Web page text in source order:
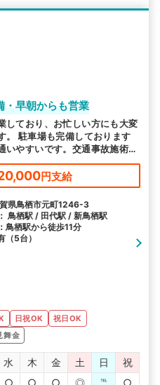
・早朝からも営業
しており、お忙しい方にも大変
。 駐車場も完備しております
いやすいです。交通事故施術は
円支給
県鳥栖市元町1246-3
鳥栖駅 / 田代駅 / 新鳥栖駅
鳥栖駅から徒歩11分
（5台）
日祝OK
祝日OK
舞金
水 木 金 土 日
祝